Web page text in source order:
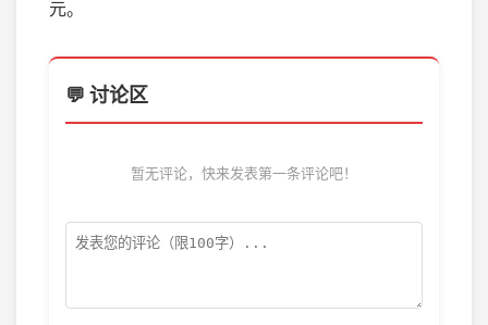
元。
💬 讨论区
暂无评论，快来发表第一条评论吧！